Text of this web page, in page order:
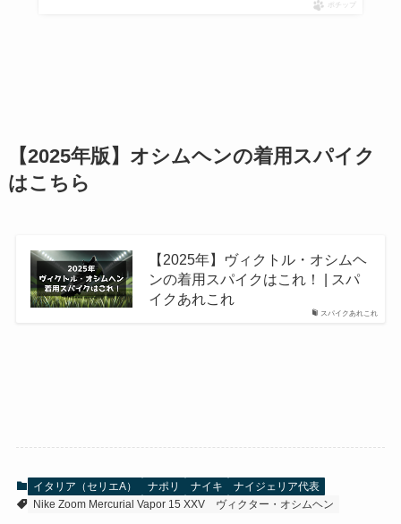
ポチップ
【2025年版】オシムヘンの着用スパイク
はこちら
スパイクあれこれ
【2025年】ヴィクトル・オシムヘ
ンの着用スパイクはこれ！ | スパ
イクあれこれ
イタリア（セリエA） ナポリ ナイキ
ナイジェリア代表
Nike Zoom Mercurial Vapor 15 XXV
ヴィクター・オシムヘン